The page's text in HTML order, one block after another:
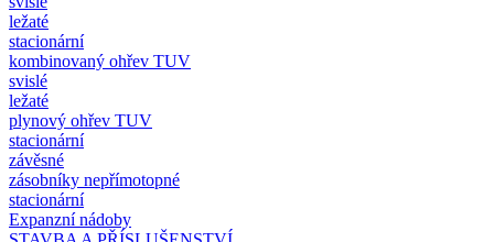
ležaté
stacionární
kombinovaný ohřev TUV
svislé
ležaté
plynový ohřev TUV
stacionární
závěsné
zásobníky nepřímotopné
stacionární
Expanzní nádoby